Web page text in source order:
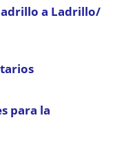
a Ladrillo/
para la